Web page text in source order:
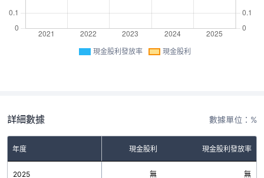
現金股利發放率 現金股利
詳細數據 數據單位：%
年度 現金股利 現金股利發放率
2025 無 無